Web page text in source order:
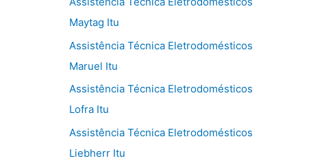
Maytag Itu
Assistência Técnica Eletrodomésticos
Maruel Itu
Assistência Técnica Eletrodomésticos
Lofra Itu
Assistência Técnica Eletrodomésticos
Liebherr Itu